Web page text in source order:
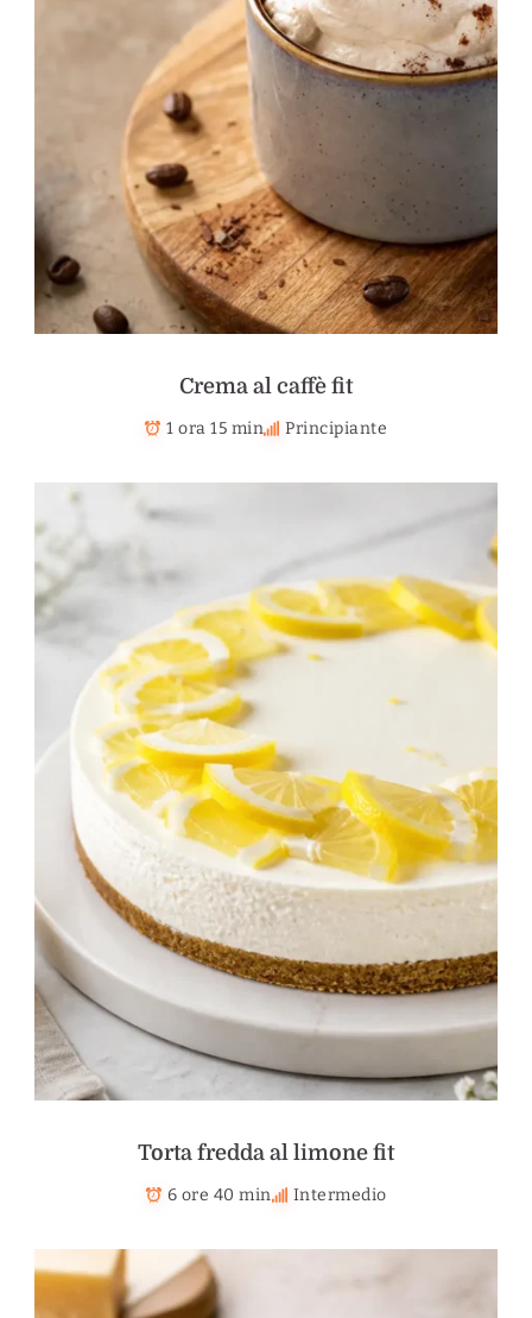
Crema al caffè fit
1 ora 15 min Principiante
Torta fredda al limone fit
6 ore 40 min Intermedio